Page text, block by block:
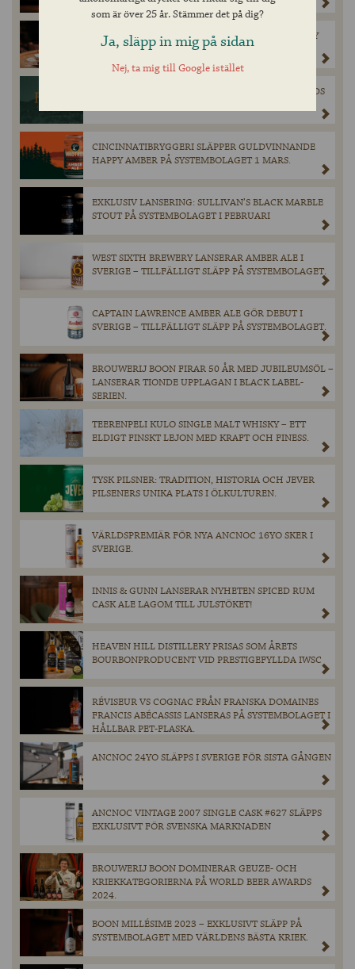
TILLGÄNGLIGA.
FEDDIE OCEAN DISTILLERY SINGLE MALT WHISKY
GÖR ENTRÉ I SVERIGE!
FERCULLEN HYLLAS PÅ WORLD WHISKIES AWARDS
CINCINNATIBRYGGERI SLÄPPER GULDVINNANDE
HAPPY AMBER PÅ SYSTEMBOLAGET 1 MARS.
EXKLUSIV LANSERING: SULLIVAN’S BLACK MARBLE
STOUT PÅ SYSTEMBOLAGET I FEBRUARI
WEST SIXTH BREWERY LANSERAR AMBER ALE I
SVERIGE – TILLFÄLLIGT SLÄPP PÅ SYSTEMBOLAGET.
CAPTAIN LAWRENCE AMBER ALE GÖR DEBUT I
SVERIGE – TILLFÄLLIGT SLÄPP PÅ SYSTEMBOLAGET.
BROUWERIJ BOON FIRAR 50 ÅR MED JUBILEUMSÖL –
LANSERAR TIONDE UPPLAGAN I BLACK LABEL-
SERIEN.
TEERENPELI KULO SINGLE MALT WHISKY – ETT
ELDIGT FINSKT LEJON MED KRAFT OCH FINESS.
TYSK PILSNER: TRADITION, HISTORIA OCH JEVER
PILSENERS UNIKA PLATS I ÖLKULTUREN.
VÄRLDSPREMIÄR FÖR NYA ANCNOC 16YO SKER I
SVERIGE.
INNIS & GUNN LANSERAR NYHETEN SPICED RUM
CASK ALE LAGOM TILL JULSTÖKET!
HEAVEN HILL DISTILLERY PRISAS SOM ÅRETS
BOURBONPRODUCENT VID PRESTIGEFYLLDA IWSC
RÉVISEUR VS COGNAC FRÅN FRANSKA DOMAINES
FRANCIS ABÉCASSIS LANSERAS PÅ SYSTEMBOLAGET I
HÅLLBAR PET-FLASKA.
ANCNOC 24YO SLÄPPS I SVERIGE FÖR SISTA GÅNGEN
ANCNOC VINTAGE 2007 SINGLE CASK #627 SLÄPPS
EXKLUSIVT FÖR SVENSKA MARKNADEN
BROUWERIJ BOON DOMINERAR GEUZE- OCH
KRIEKKATEGORIERNA PÅ WORLD BEER AWARDS
2024.
BOON MILLÉSIME 2023 – EXKLUSIVT SLÄPP PÅ
SYSTEMBOLAGET MED VÄRLDENS BÄSTA KRIEK.
som är över 25 år. Stämmer det på dig?
Ja, släpp in mig på sidan
Nej, ta mig till Google istället